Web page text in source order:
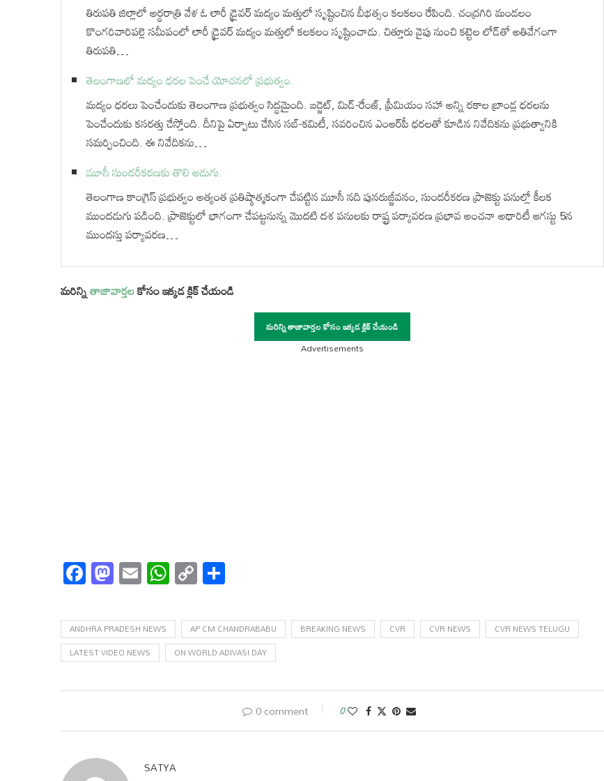
తిరుపతి జిల్లాలో అర్ధరాత్రి వేళ ఓ లారీ డ్రైవర్ మద్యం మత్తులో సృష్టించిన బీభత్సం కలకలం రేపింది. చంద్రగిరి మండలం
కొంగరివారిపల్లె సమీపంలో లారీ డ్రైవర్ మద్యం మత్తులో కలకలం సృష్టించాడు. చిత్తూరు వైపు నుంచి కట్టెల లోడ్‌తో అతివేగంగా
తిరుపతి…
తెలంగాణలో మద్యం ధరల పెంచే యోచనలో ప్రభుత్వం.
మద్యం ధరలు పెంచేందుకు తెలంగాణ ప్రభుత్వం సిద్ధమైంది. బడ్జెట్, మిడ్-రేంజ్, ప్రీమియం సహా అన్ని రకాల బ్రాండ్ల ధరలను
పెంచేందుకు కసరత్తు చేస్తోంది. దీనిపై ఏర్పాటు చేసిన సబ్-కమిటీ, సవరించిన ఎంఆర్‌పీ ధరలతో కూడిన నివేదికను ప్రభుత్వానికి
సమర్పించింది. ఈ నివేదికను…
మూసీ సుందరీకరణకు తొలి అడుగు.
తెలంగాణ కాంగ్రెస్ ప్రభుత్వం అత్యంత ప్రతిష్ఠాత్మకంగా చేపట్టిన మూసీ నది పునరుజ్జీవనం, సుందరీకరణ ప్రాజెక్టు పనుల్లో కీలక
ముందడుగు పడింది. ప్రాజెక్టులో భాగంగా చేపట్టనున్న మొదటి దశ పనులకు రాష్ట్ర పర్యావరణ ప్రభావ అంచనా అథారిటీ ఆగస్టు 5న
ముందస్తు పర్యావరణ…
మరిన్నితాజావార్తలకోసం ఇక్కడ క్లిక్ చేయండి
మరిన్ని తాజావార్తల కోసం ఇక్కడ క్లిక్ చేయండి
Advertisements
Facebook
Mastodon
EmailWhatsApp
Copy
Link
ANDHRA PRADESH NEWS AP CM CHANDRABABU BREAKING NEWS CVR CVR NEWS
CVR NEWS TELUGU
LATEST VIDEO NEWS
ON WORLD ADIVASI DAY
0 comment 0
SATYA